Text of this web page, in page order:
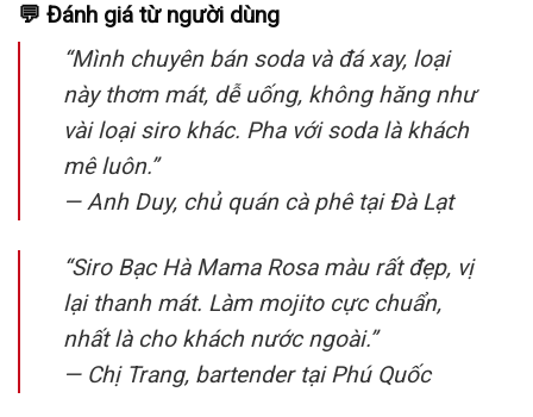
💬 Đánh giá từ người dùng
“Mình chuyên bán soda và đá xay, loại
này thơm mát, dễ uống, không hăng như
vài loại siro khác. Pha với soda là khách
mê luôn.”
—Anh Duy, chủ quán cà phê tại Đà Lạt
“Siro Bạc Hà Mama Rosa màu rất đẹp, vị
lại thanh mát. Làm mojito cực chuẩn,
nhất là cho khách nước ngoài.”
— Chị Trang, bartender tại Phú Quốc